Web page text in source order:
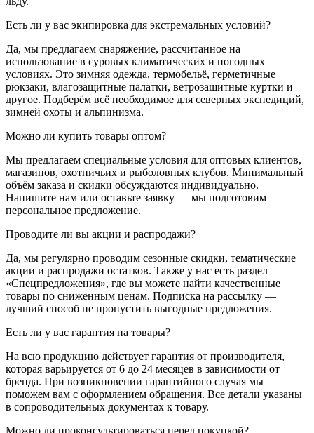
Есть ли у вас экипировка для экстремальных условий?
Да, мы предлагаем снаряжение, рассчитанное на
использование в суровых климатических и погодных
условиях. Это зимняя одежда, термобельё, герметичные
рюкзаки, влагозащитные палатки, ветрозащитные куртки и
другое. Подберём всё необходимое для северных экспедиций,
зимней охоты и альпинизма.
Можно ли купить товары оптом?
Мы предлагаем специальные условия для оптовых клиентов,
магазинов, охотничьих и рыболовных клубов. Минимальный
объём заказа и скидки обсуждаются индивидуально.
Напишите нам или оставьте заявку — мы подготовим
персональное предложение.
Проводите ли вы акции и распродажи?
Да, мы регулярно проводим сезонные скидки, тематические
акции и распродажи остатков. Также у нас есть раздел
«Спецпредложения», где вы можете найти качественные
товары по сниженным ценам. Подписка на рассылку —
лучший способ не пропустить выгодные предложения.
Есть ли у вас гарантия на товары?
На всю продукцию действует гарантия от производителя,
которая варьируется от 6 до 24 месяцев в зависимости от
бренда. При возникновении гарантийного случая мы
поможем вам с оформлением обращения. Все детали указаны
в сопроводительных документах к товару.
Можно ли проконсультироваться перед покупкой?